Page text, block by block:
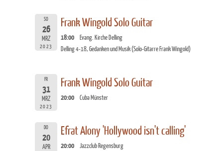
SO
26
MRZ
2023
Frank Wingold Solo Guitar
18:00
Evang. Kirche Delling
Delling 4-18, Gedanken und Musik (Solo-Gitarre Frank Wingold)
FR
31
MRZ
2023
Frank Wingold Solo Guitar
20:00 Cuba Münster
DO
20
APR
Efrat Alony 'Hollywood isn't calling'
20:00 Jazzclub Regensburg